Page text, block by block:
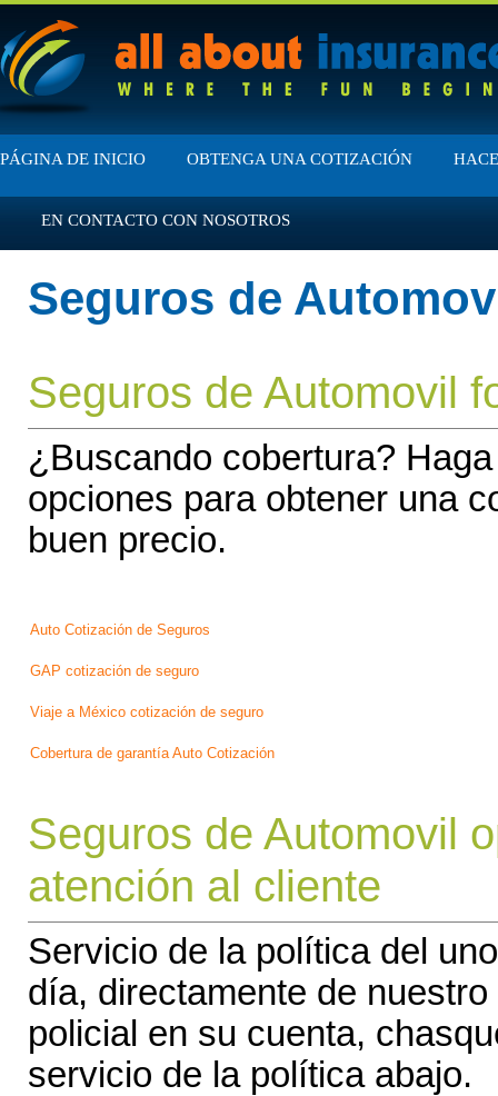
PÁGINA DE INICIO OBTENGA UNA COTIZACIÓN
EN CONTACTO CON NOSOTROS
Seguros de
Seguros de Automovil
¿Buscando cobertura?
opciones para obtener una
buen precio.
Auto Cotización de Seguros
GAP cotización de seguro
Viaje a México cotización de seguro
Cobertura de garantía Auto Cotización
Seguros de Automovil
atención al cliente
Servicio de la política del
día, directamente de
policial en su cuenta,
servicio de la política abajo.